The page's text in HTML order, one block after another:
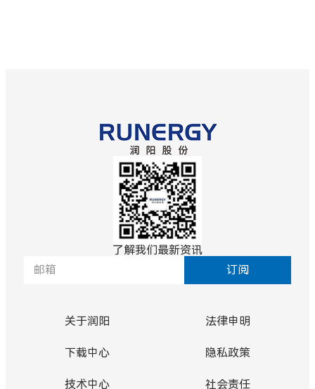
了解我们最新资讯
订阅
关于润阳
下载中心
技术中心
法律申明
隐私政策
社会责任